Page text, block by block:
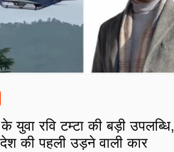
युवा रवि टम्टा की बड़ी उपलब्धि,
की पहली उड़ने वाली कार